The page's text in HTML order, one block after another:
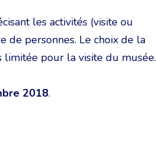
les activités (visite ou
de personnes. Le choix de la
limitée pour la visite du musée.
2018.